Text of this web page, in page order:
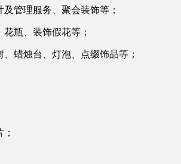
及管理服务、聚会装饰等；
瓶、装饰假花等；
、蜡烛台、灯泡、点缀饰品等；